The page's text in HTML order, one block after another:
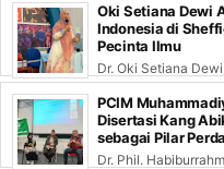
Oki Setiana Dewi
Indonesia di
Pecinta Ilmu
Dr. Oki Setiana
PCIM
Disertasi Kang
sebagai Pilar
Dr. Phil.